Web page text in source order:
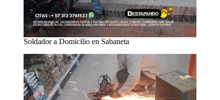
Soldador a Domicilio en Sabaneta